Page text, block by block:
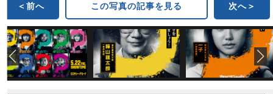
＜前へ この写真の記事を見る 次へ＞